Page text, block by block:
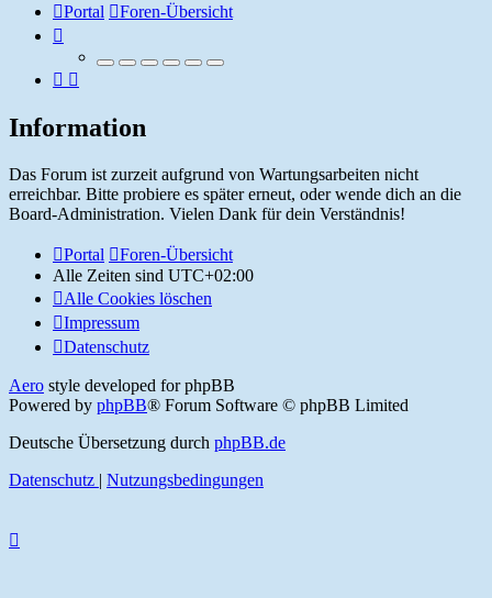
Portal Foren-Übersicht
Information
Das Forum ist zurzeit aufgrund von Wartungsarbeiten nicht
erreichbar. Bitte probiere es später erneut, oder wende dich an die
Board-Administration. Vielen Dank für dein Verständnis!
Portal
Foren-Übersicht
Alle Zeiten sind UTC+02:00
Alle Cookies löschen
Impressum
Datenschutz
Aero style developed for phpBB
Powered by phpBB® Forum Software © phpBB Limited
Deutsche Übersetzung durch phpBB.de
Datenschutz | Nutzungsbedingungen